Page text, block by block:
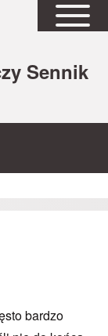
Sennik
bardzo